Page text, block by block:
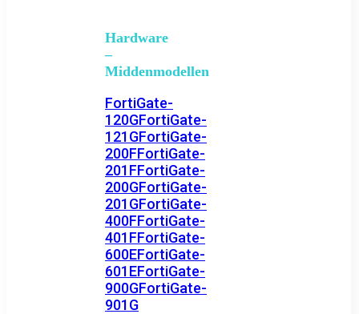
Hardware
–
Middenmodellen
FortiGate-
120GFortiGate-
121GFortiGate-
200FFortiGate-
201FFortiGate-
200GFortiGate-
201GFortiGate-
400FFortiGate-
401FFortiGate-
600EFortiGate-
601EFortiGate-
900GFortiGate-
901G